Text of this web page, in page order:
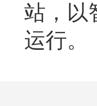
站，以
运行。